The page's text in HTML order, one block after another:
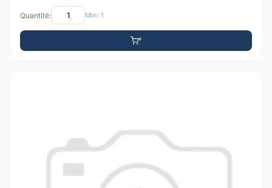
Quantité: Min: 1